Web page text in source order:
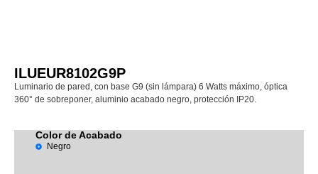
ILUEUR8102G9P
Luminario de pared, con base G9 (sin lámpara) 6 Watts máximo, óptica
360° de sobreponer, aluminio acabado negro, protección IP20.
Color de Acabado
Negro